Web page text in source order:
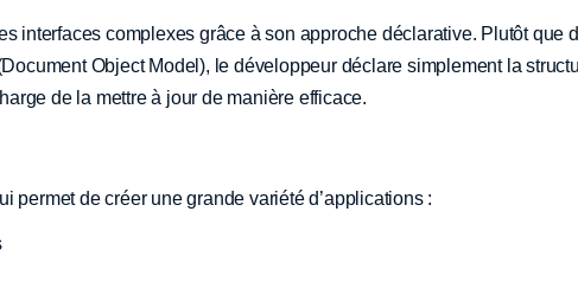
interfaces complexes grâce à son approche déclarative. Plutôt que
Object Model), le développeur déclare simplement la
de la mettre à jour de manière efficace.
permet de créer une grande variété d’applications :